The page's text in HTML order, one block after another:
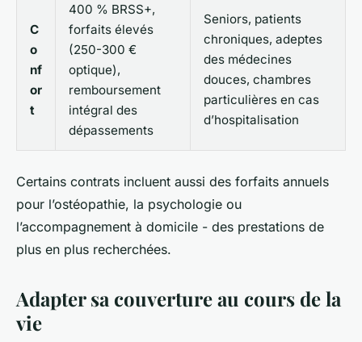
C
o
nf
or
t
400 % BRSS+,
forfaits élevés
(250-300 €
optique),
remboursement
intégral des
dépassements
Seniors, patients
chroniques, adeptes
des médecines
douces, chambres
particulières en cas
d’hospitalisation
Certains contrats incluent aussi des forfaits annuels
pour l’ostéopathie, la psychologie ou
l’accompagnement à domicile - des prestations de
plus en plus recherchées.
Adapter sa couverture au cours de la
vie